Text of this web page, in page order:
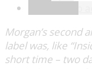
Morgan’s second
label was, like
short time – two